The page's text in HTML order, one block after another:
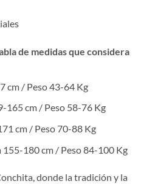
de medidas que considera
cm / Peso 43-64 Kg
165 cm / Peso 58-76 Kg
cm / Peso 70-88 Kg
180 cm / Peso 84-100 Kg
donde la tradición y la